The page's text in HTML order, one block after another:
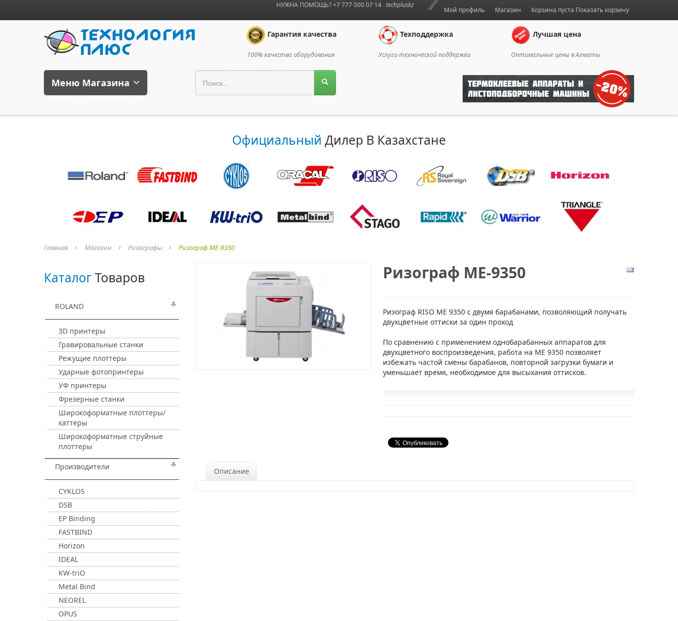
Корзина пуста Показать корзину
Мой профиль Магазин
НУЖНА ПОМОЩЬ? +7 777 000 07 14 techpluskz
Гарантия качества
100% качество оборудования
Техподдержка
Услуги технической поддержки
Лучшая цена
Оптимальные цены в Алматы
Меню Магазина
Официальный Дилер В Казахстане
Главная Магазин Ризографы Ризограф ME-9350
КаталогТоваров
ROLAND
3D принтеры
Гравировальные станки
Режущие плоттеры
Ударные фотопринтеры
УФ принтеры
Фрезерные станки
Широкоформатные плоттеры/
каттеры
Широкоформатные струйные
плоттеры
Производители
CYKLOS
DSB
EP Binding
FASTBIND
Horizon
IDEAL
KW-triO
Metal Bind
NEOREL
OPUS
Ризограф ME-9350
Ризограф RISO ME 9350 с двумя барабанами, позволяющий получать
двухцветные оттиски за один проход
По сравнению с применением однобарабанных аппаратов для
двухцветного воспроизведения, работа на ME 9350 позволяет
избежать частой смены барабанов, повторной загрузки бумаги и
уменьшает время, необходимое для высыхания оттисков.
Описание